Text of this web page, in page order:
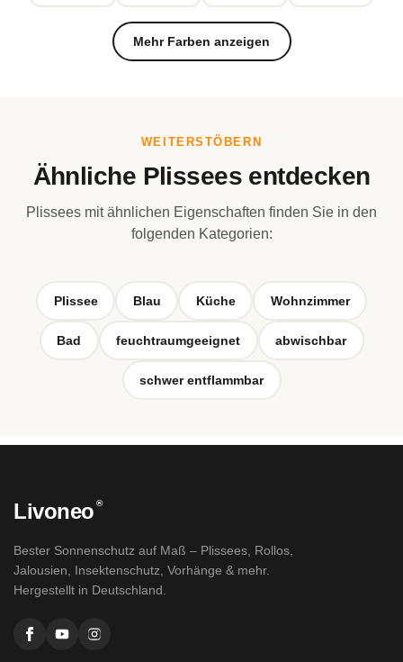
Mehr Farben anzeigen
WEITERSTÖBERN
Ähnliche Plissees entdecken
Plissees mit ähnlichen Eigenschaften finden Sie in den
folgenden Kategorien:
Plissee Blau Küche Wohnzimmer
Bad feuchtraumgeeignet abwischbar
schwer entflammbar
Livoneo ®
Bester Sonnenschutz auf Maß – Plissees, Rollos,
Jalousien, Insektenschutz, Vorhänge & mehr.
Hergestellt in Deutschland.